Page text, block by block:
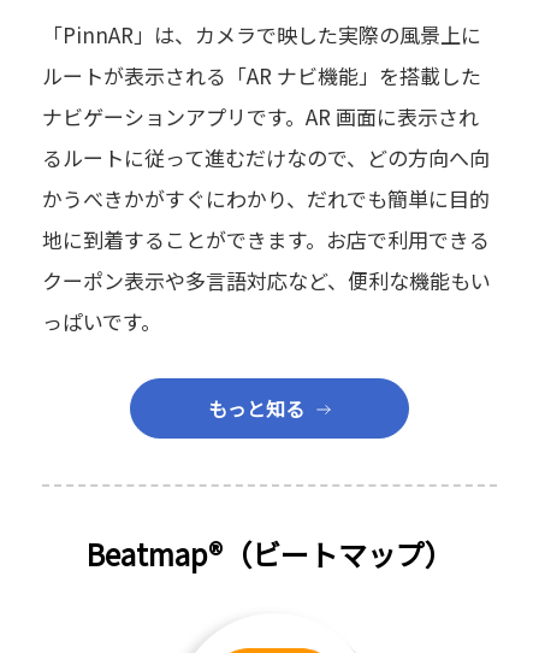
「PinnAR」は、カメラで映した実際の風景上に
ルートが表示される「AR ナビ機能」を搭載した
ナビゲーションアプリです。AR 画面に表示され
るルートに従って進むだけなので、どの方向へ向
かうべきかがすぐにわかり、だれでも簡単に目的
地に到着することができます。お店で利用できる
クーポン表示や多言語対応など、便利な機能もい
っぱいです。
もっと知る
Beatmap®（ビートマップ）